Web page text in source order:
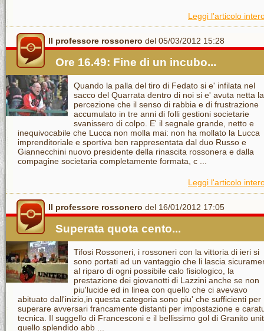
Leggi l'articolo
Il professore rossonero del 05/03/2012 15:28
Ore 16.49: Fine di un incubo...
Quando la palla del tiro di Fedato si e' infilata nel
sacco del Quarrata dentro di noi si e' avuta netta la
percezione che il senso di rabbia e di frustrazione
accumulato in tre anni di folli gestioni societarie
svanissero di colpo. E' il segnale grande, netto e
inequivocabile che Lucca non molla mai: non ha mollato la Lucca
imprenditoriale e sportiva ben rappresentata dal duo Russo e
Giannecchini nuovo presidente della rinascita rossonera e dalla
compagine societaria completamente formata, c ...
Leggi l'articolo
Il professore rossonero del 16/01/2012 17:05
Superata quota cento...
Tifosi Rossoneri, i rossoneri con la vittoria di ieri si
sono portati ad un vantaggio che li lascia
al riparo di ogni possibile calo fisiologico, la
prestazione dei giovanotti di Lazzini anche se non
piu'lucide ed in linea con quello che ci avevavo
abituato dall'inizio,in questa categoria sono piu' che sufficienti per
superare avversari francamente distanti per impostazione e
tecnica. Il suggello di Francesconi e il bellissimo gol di Granito
quello splendido abb ...